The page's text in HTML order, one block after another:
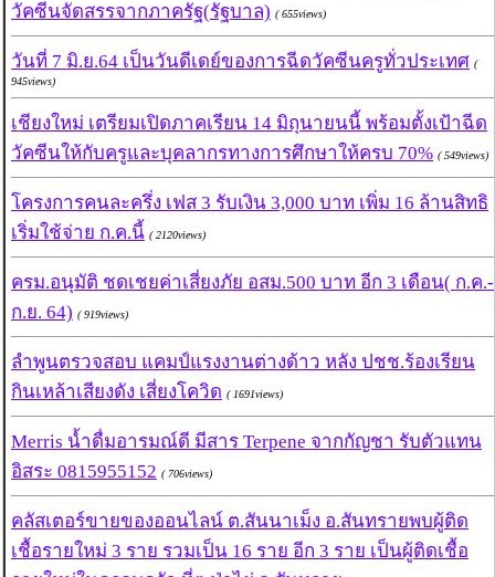
วัคซีนจัดสรรจากภาครัฐ(รัฐบาล) ( 655views)
วันที่ 7 มิ.ย.64 เป็นวันดีเดย์ของการฉีดวัคซีนครูทั่วประเทศ (
945views)
เชียงใหม่ เตรียมเปิดภาคเรียน 14 มิถุนายนนี้ พร้อมตั้งเป้าฉีด
วัคซีนให้กับครูและบุคลากรทางการศึกษาให้ครบ 70% ( 549views)
โครงการคนละครึ่ง เฟส 3 รับเงิน 3,000 บาท เพิ่ม 16 ล้านสิทธิ
เริ่มใช้จ่าย ก.ค.นี้ ( 2120views)
ครม.อนุมัติ ชดเชยค่าเสี่ยงภัย อสม.500 บาท อีก 3 เดือน( ก.ค.-
ก.ย. 64) ( 919views)
ลำพูนตรวจสอบ แคมป์แรงงานต่างด้าว หลัง ปชช.ร้องเรียน
กินเหล้าเสียงดัง เสี่ยงโควิด ( 1691views)
Merris น้ำดื่มอารมณ์ดี มีสาร Terpene จากกัญชา รับตัวแทน
อิสระ 0815955152 ( 706views)
คลัสเตอร์ขายของออนไลน์ ต.สันนาเม็ง อ.สันทรายพบผู้ติด
เชื้อรายใหม่ 3 ราย รวมเป็น 16 ราย อีก 3 ราย เป็นผู้ติดเชื้อ